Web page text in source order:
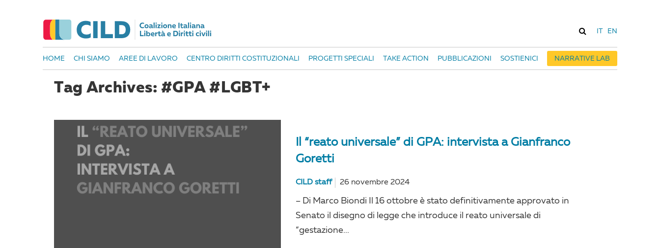
EN
HOME CHI SIAMO AREE DI LAVORO CENTRO DIRITTI COSTITUZIONALI PROGETTI SPECIALI TAKE ACTION PUBBLICAZIONI SOSTIENICI NARRATIVE LAB
Tag Archives: #GPA #LGBT+
Il “reato universale” di GPA: intervista a Gianfranco
Goretti
CILD staff 26 novembre 2024
– Di Marco Biondi Il 16 ottobre è stato definitivamente approvato in
Senato il disegno di legge che introduce il reato universale di
“gestazione...